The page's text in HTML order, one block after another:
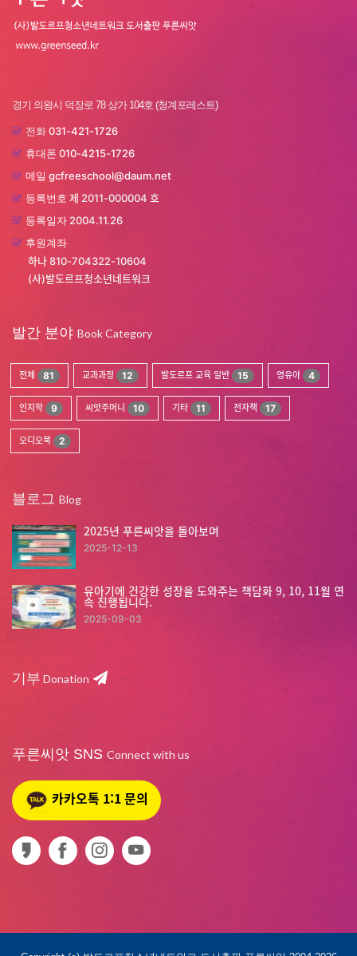
경기 의왕시 덕장로 78 상가 104호 (청계포레스트)
전화 031-421-1726
휴대폰 010-4215-1726
메일 gcfreeschool@daum.net
등록번호 제 2011-000004 호
등록일자 2004.11.26
후원계좌
하나 810-704322-10604
(사)발도르프청소년네트워크
발간 분야 Book Category
전체 81 교과과정 12 발도르프 교육 일반 15 영유아 4
인지학 9 씨앗주머니 10 기타 11 전자책 17
오디오북 2
블로그 Blog
2025년 푸른씨앗을 돌아보며
2025-12-13
유아기에 건강한 성장을 도와주는 책담화 9, 10, 11월 연
속 진행됩니다.
2025-09-03
기부 Donation
푸른씨앗 SNS Connect with us
카카오톡 1:1 문의